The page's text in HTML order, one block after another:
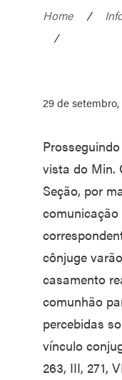
Home /
/
29 de setembro,
vista do Min.
Seção, por
cônjuge
casamento
comunhão
percebidas
vínculo
263, III, 271,